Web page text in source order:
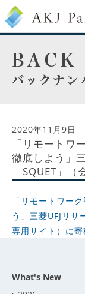
2020年11月9日
「リモートワ
徹底しよう」
「SQUET」
「リモートワー
う」三菱UFJリサ
専用サイト）に寄
What's New